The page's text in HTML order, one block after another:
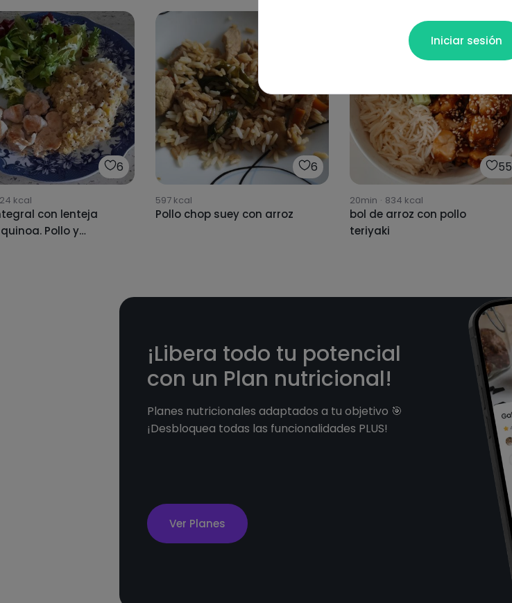
6
kcal
con lenteja
Pollo y
6
597kcal
Pollo chop suey con arroz
55
20min · 834 kcal
bol de arroz con pollo
teriyaki
¡Libera todo tu potencial
con un Plan nutricional!
Planes nutricionales adaptados a tu objetivo 🎯
¡Desbloquea todas las funcionalidades PLUS!
Ver Planes
Iniciar sesión